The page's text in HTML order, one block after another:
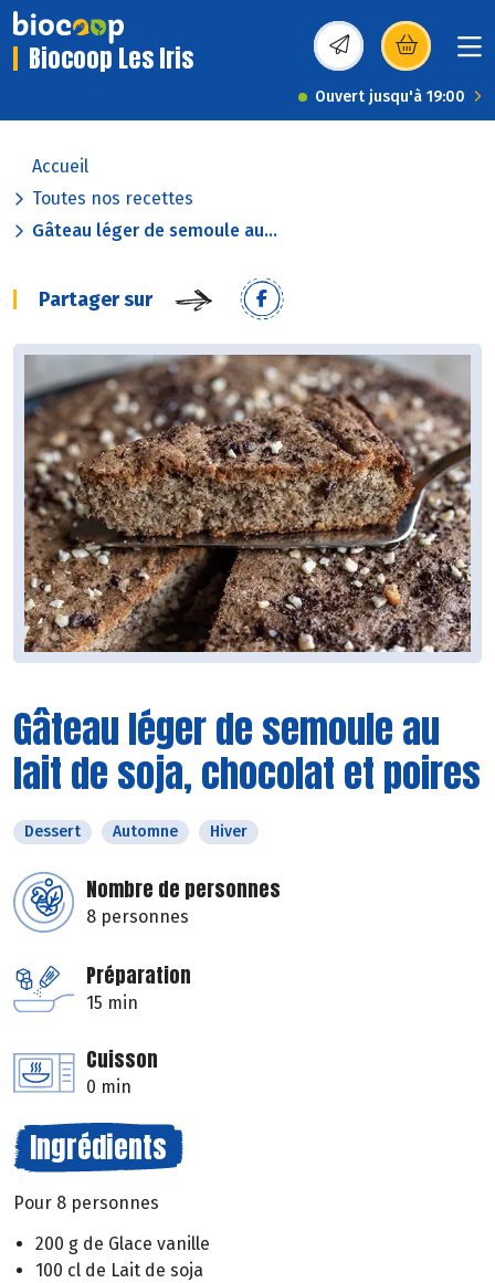
Biocoop Les Iris (s’ouvre dans une
Ouvert jusqu'à 19:00
Accueil
Toutes nos recettes
Gâteau léger de semoule au...
Partager sur
Gâteau léger de semoule au
lait de soja, chocolat et poires
Dessert Automne Hiver
Nombre de personnes
8 personnes
Préparation
15 min
Cuisson
0 min
Ingrédients
Pour 8 personnes
200 g de Glace vanille
100 cl de Lait de soja